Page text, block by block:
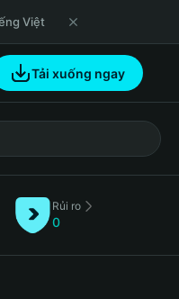
Việt
Tải xuống ngay
Rủi ro
0